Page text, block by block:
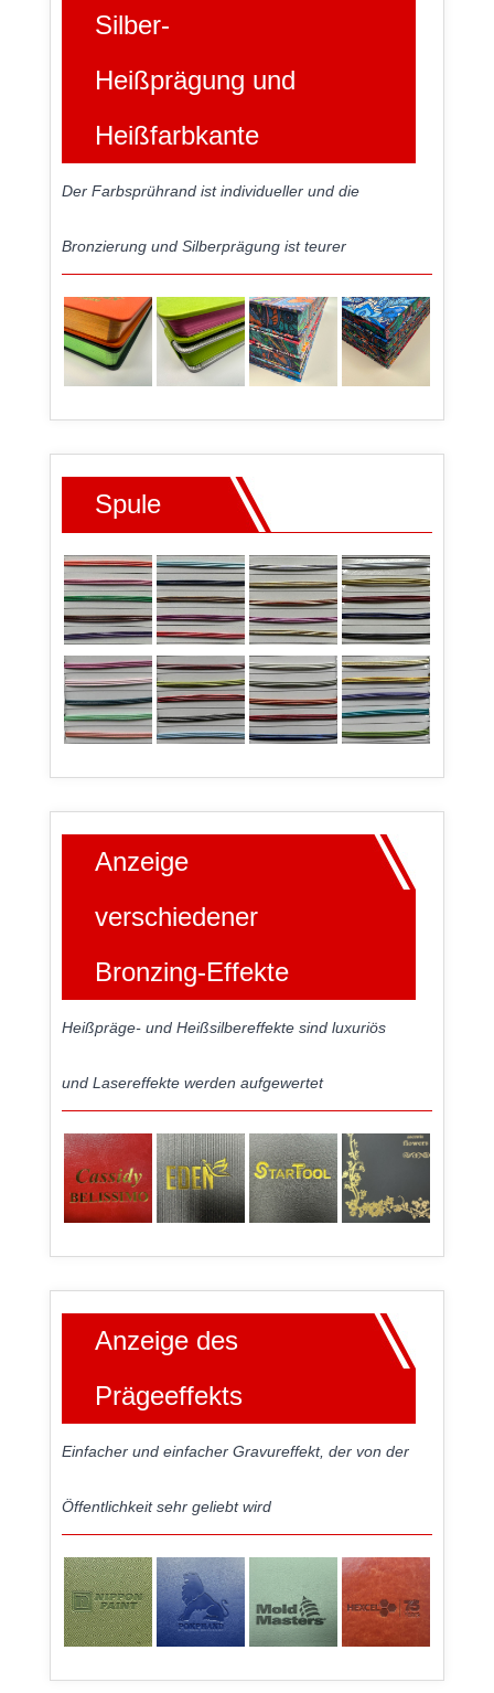
Silber-
Heißprägung und
Heißfarbkante
Der Farbsprührand ist individueller und die
Bronzierung und Silberprägung ist teurer
Spule
Anzeige
verschiedener
Bronzing-Effekte
Heißpräge- und Heißsilbereffekte sind luxuriös
und Lasereffekte werden aufgewertet
Anzeige des
Prägeeffekts
Einfacher und einfacher Gravureffekt, der von der
Öffentlichkeit sehr geliebt wird